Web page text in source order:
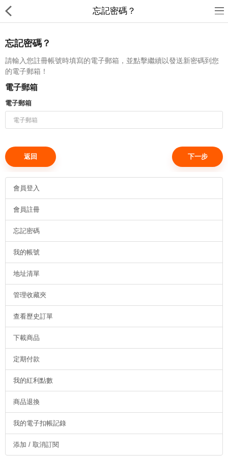
裕達鋼鐵
產品分類
最新消息
送貨退款及私隱政策
Compare
Currency
忘記密碼？
忘記密碼？
請輸入您註冊帳號時填寫的電子郵箱，並點擊繼續以發送新密碼到您
的電子郵箱！
電子郵箱
電子郵箱
返回
會員登入
會員註冊
忘記密碼
我的帳號
地址清單
管理收藏夾
查看歷史訂單
下載商品
定期付款
我的紅利點數
商品退換
我的電子扣帳記錄
添加 / 取消訂閱